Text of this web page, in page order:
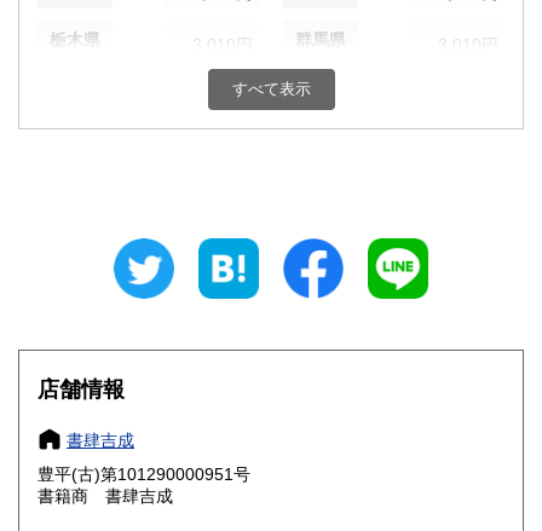
栃木県 3,010円 群馬県 3,010円
3,010円 千葉県
3,170円 福井県
3,010円 長野県
岐阜県 3,170円 静岡県 3,170円
愛知県
滋賀県
大阪府
すべて表示
店舗情報
書肆吉成
豊平(古)第101290000951号
書籍商 書肆吉成